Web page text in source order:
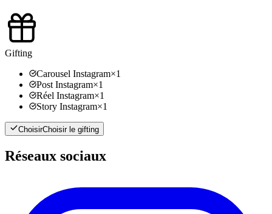
Gifting
Carousel Instagram×1
Post Instagram×1
Réel Instagram×1
Story Instagram×1
ChoisirChoisir le gifting
Réseaux sociaux